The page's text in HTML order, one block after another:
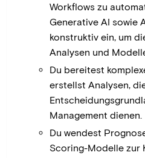
Workflows zu
Generative AI sowie
konstruktiv ein, um
Analysen und
Du bereitest
erstellst Analysen,
Management dienen.
Du wendest
Scoring-Modelle zur